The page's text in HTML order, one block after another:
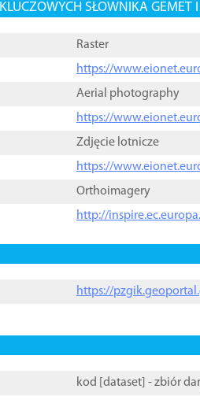
SŁOWNIKA GEMET I
Raster
https://
Aerial photography
https://
Zdjęcie lotnicze
https://
Orthoimagery
http://
https://
kod [ dataset ] - zbiór